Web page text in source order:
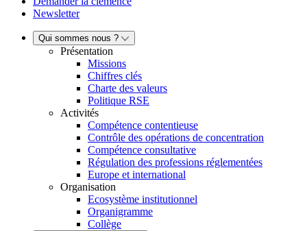
Newsletter
Qui sommes nous ?
Présentation
Missions
Chiffres clés
Charte des valeurs
Politique RSE
Activités
Compétence contentieuse
Contrôle des opérations de concentration
Compétence consultative
Régulation des professions réglementées
Europe et international
Organisation
Ecosystème institutionnel
Organigramme
Collège